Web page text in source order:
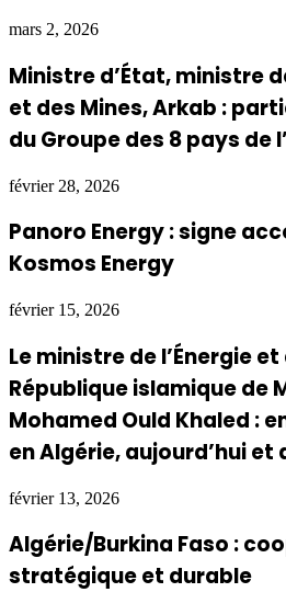
mars 2, 2026
Ministre d’État, ministre
et des Mines, Arkab :
du Groupe des 8 pays de
février 28, 2026
Panoro Energy : signe
Kosmos Energy
février 15, 2026
Le ministre de l’Énergie
République islamique de
Mohamed Ould Khaled :
en Algérie, aujourd’hui et
février 13, 2026
Algérie/Burkina Faso :
stratégique et durable